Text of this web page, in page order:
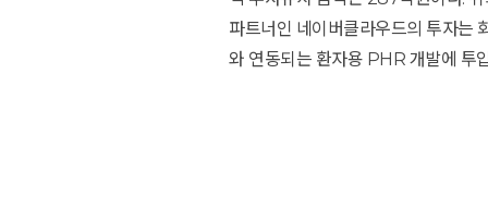
파트너인 네이버클라우드의 투자는
와 연동되는 환자용 PHR 개발에 투